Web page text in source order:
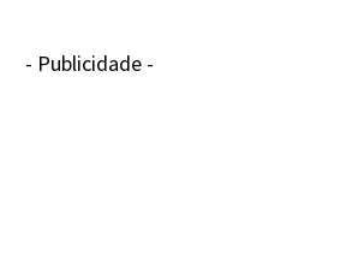
- Publicidade -